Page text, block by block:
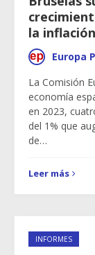
la
Europa
La Comisión
economía
en 2023,
del 1% que
de…
Leer más
INFORMES